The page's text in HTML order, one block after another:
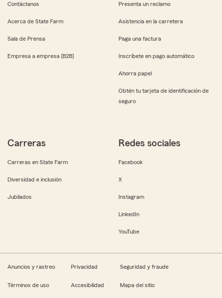
Contáctanos
Acerca de State Farm
Sala de Prensa
Empresa a empresa (B2B)
Presenta un reclamo
Asistencia en la carretera
Paga una factura
Inscríbete en pago automático
Ahorra papel
Obtén tu tarjeta de identificación de
seguro
Carreras
Carreras en State Farm
Diversidad e inclusión
Jubilados
Redes sociales
Facebook
X
Instagram
LinkedIn
YouTube
Anuncios y rastreo Privacidad Seguridad y fraude
Términos de uso Accesibilidad Mapa del sitio